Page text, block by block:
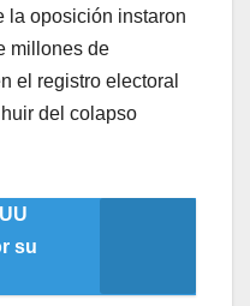
la oposición instaron
millones de
el registro electoral
del colapso
su